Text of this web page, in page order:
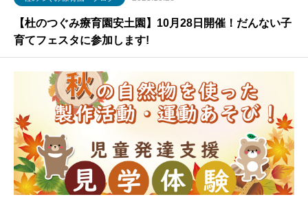
【杜のつぐみ療育園安土園】10月28日開催！だんない子
育てフェスタに参加します!